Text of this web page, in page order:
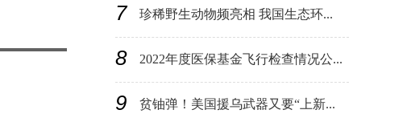
7 珍稀野生动物频亮相 我国生态环...
8 2022年度医保基金飞行检查情况公...
9 贫铀弹！美国援乌武器又要“上新...